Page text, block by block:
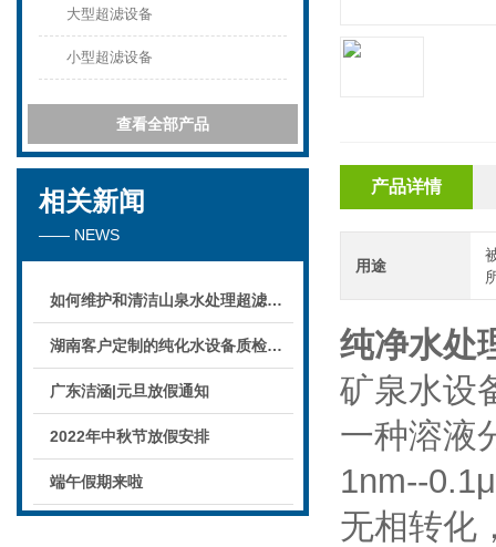
产品详情
用途
纯净水处
矿泉水设
一种溶液
1nm--
无相转化
大型超滤设备
小型超滤设备
查看全部产品
相关新闻
—— NEWS
如何维护和清洁山泉水处理超滤系统
湖南客户定制的纯化水设备质检后准备发货！
广东洁涵|元旦放假通知
2022年中秋节放假安排
端午假期来啦